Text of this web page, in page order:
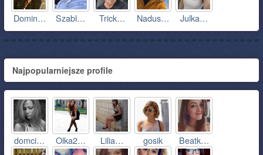
Domin… Szabl… Trick… Nadus… Julka…
Najpopularniejsze profile
domci… Olka2… Lilia… gosik Beatk…